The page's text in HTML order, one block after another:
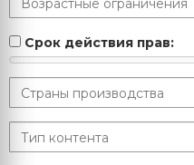
Срок действия прав: